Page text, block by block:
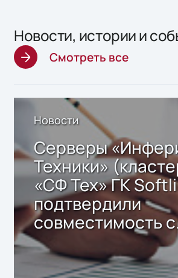
Новости, истории и
Смотреть все
Новости
Серверы
Техники»
«СФ Тех» ГК
подтвердили
совместимость с
решением Sharx
Storage 2.x для